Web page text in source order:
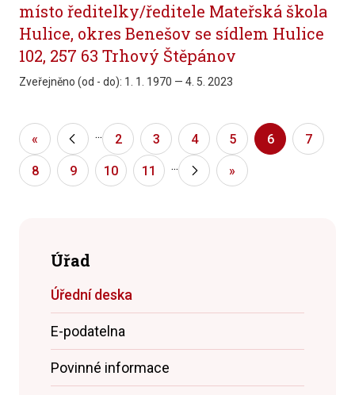
místo ředitelky/ředitele Mateřská škola
Hulice, okres Benešov se sídlem Hulice
102, 257 63 Trhový Štěpánov
Zveřejněno (od - do): 1. 1. 1970 — 4. 5. 2023
« « ... 2 3 4 5 6 7
8 9 10 11 ... » »
Úřad
Úřední deska
E-podatelna
Povinné informace